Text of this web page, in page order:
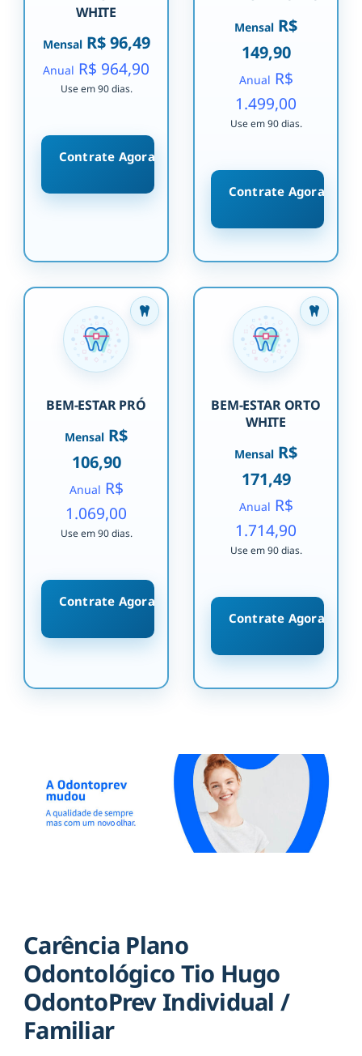
WHITE
MensalR$ 96,49
Anual R$ 964,90
Use em 90 dias.
Contrate Agora
Mensal R$
149,90
Anual R$
1.499,00
Use em 90 dias.
Contrate Agora
BEM-ESTAR PRÓ
Mensal R$
106,90
Anual R$
1.069,00
Use em 90 dias.
Contrate Agora
BEM-ESTAR ORTO
WHITE
Mensal R$
171,49
Anual R$
1.714,90
Use em 90 dias.
Contrate Agora
Carência Plano
Odontológico Tio Hugo
OdontoPrev Individual /
Familiar